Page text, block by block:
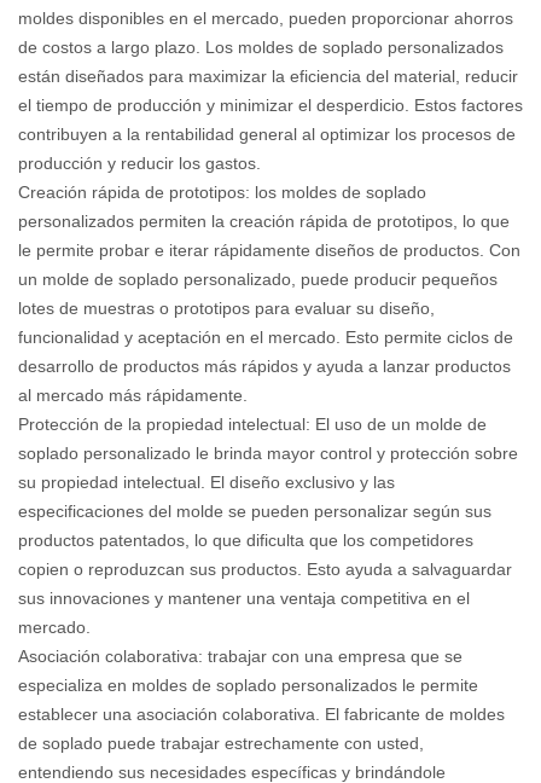
moldes disponibles en el mercado, pueden proporcionar ahorros
de costos a largo plazo. Los moldes de soplado personalizados
están diseñados para maximizar la eficiencia del material, reducir
el tiempo de producción y minimizar el desperdicio. Estos factores
contribuyen a la rentabilidad general al optimizar los procesos de
producción y reducir los gastos.
Creación rápida de prototipos: los moldes de soplado
personalizados permiten la creación rápida de prototipos, lo que
le permite probar e iterar rápidamente diseños de productos. Con
un molde de soplado personalizado, puede producir pequeños
lotes de muestras o prototipos para evaluar su diseño,
funcionalidad y aceptación en el mercado. Esto permite ciclos de
desarrollo de productos más rápidos y ayuda a lanzar productos
al mercado más rápidamente.
Protección de la propiedad intelectual: El uso de un molde de
soplado personalizado le brinda mayor control y protección sobre
su propiedad intelectual. El diseño exclusivo y las
especificaciones del molde se pueden personalizar según sus
productos patentados, lo que dificulta que los competidores
copien o reproduzcan sus productos. Esto ayuda a salvaguardar
sus innovaciones y mantener una ventaja competitiva en el
mercado.
Asociación colaborativa: trabajar con una empresa que se
especializa en moldes de soplado personalizados le permite
establecer una asociación colaborativa. El fabricante de moldes
de soplado puede trabajar estrechamente con usted,
entendiendo sus necesidades específicas y brindándole